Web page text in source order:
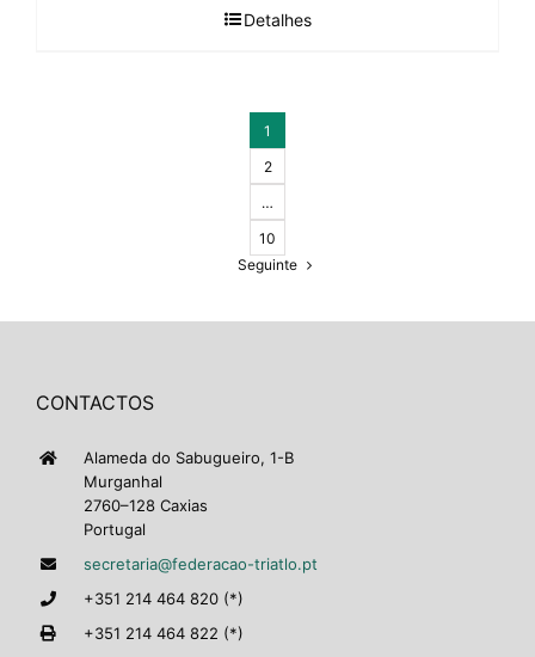
Detalhes
1
2
…
10
Seguinte
CONTACTOS
Alameda do Sabugueiro, 1-B
Murganhal
2760–128 Caxias
Portugal
secretaria@federacao-triatlo.pt
+351 214 464 820 (*)
+351 214 464 822 (*)